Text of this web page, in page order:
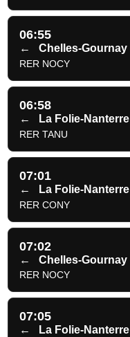
06:55
← Chelles-Gournay
RER NOCY
06:58
← La Folie-Nanterre
RER TANU
07:01
← La Folie-Nanterre
RER CONY
07:02
← Chelles-Gournay
RER NOCY
07:05
← La Folie-Nanterre